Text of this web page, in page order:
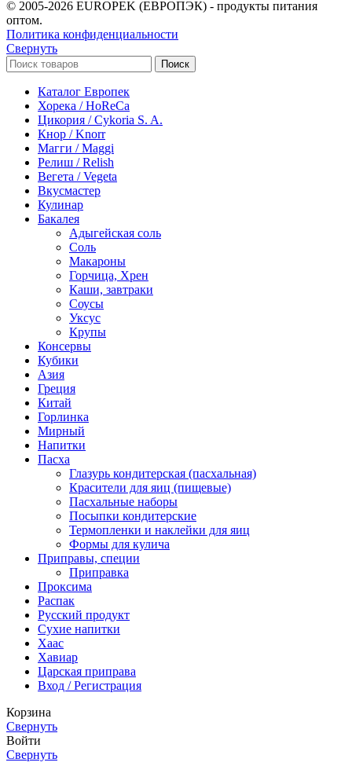
© 2005-2026 EUROPEK (ЕВРОПЭК) - продукты питания
оптом.
Политика конфиденциальности
Свернуть
Поиск
Каталог Европек
Хорека / HoReCa
Цикория / Cykoria S. A.
Кнор / Knorr
Магги / Maggi
Релиш / Relish
Вегета / Vegeta
Вкусмастер
Кулинар
Бакалея
Адыгейская соль
Соль
Макароны
Горчица, Хрен
Каши, завтраки
Соусы
Уксус
Крупы
Консервы
Кубики
Азия
Греция
Китай
Горлинка
Мирный
Напитки
Пасха
Глазурь кондитерская (пасхальная)
Красители для яиц (пищевые)
Пасхальные наборы
Посыпки кондитерские
Термопленки и наклейки для яиц
Формы для кулича
Приправы, специи
Приправка
Проксима
Распак
Русский продукт
Сухие напитки
Хаас
Хавиар
Царская приправа
Вход / Регистрация
Корзина
Свернуть
Войти
Свернуть